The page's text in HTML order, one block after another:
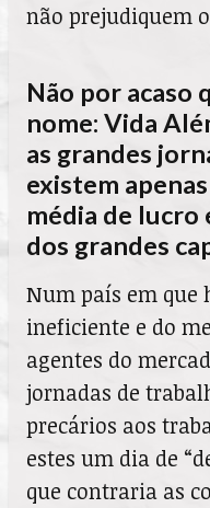
não prejudiquem
Não por acaso
nome: Vida
as grandes
existem
média de lucro
dos grandes
Num país em que
ineficiente e do
agentes do
jornadas de
precários aos
estes um dia de
que contraria as